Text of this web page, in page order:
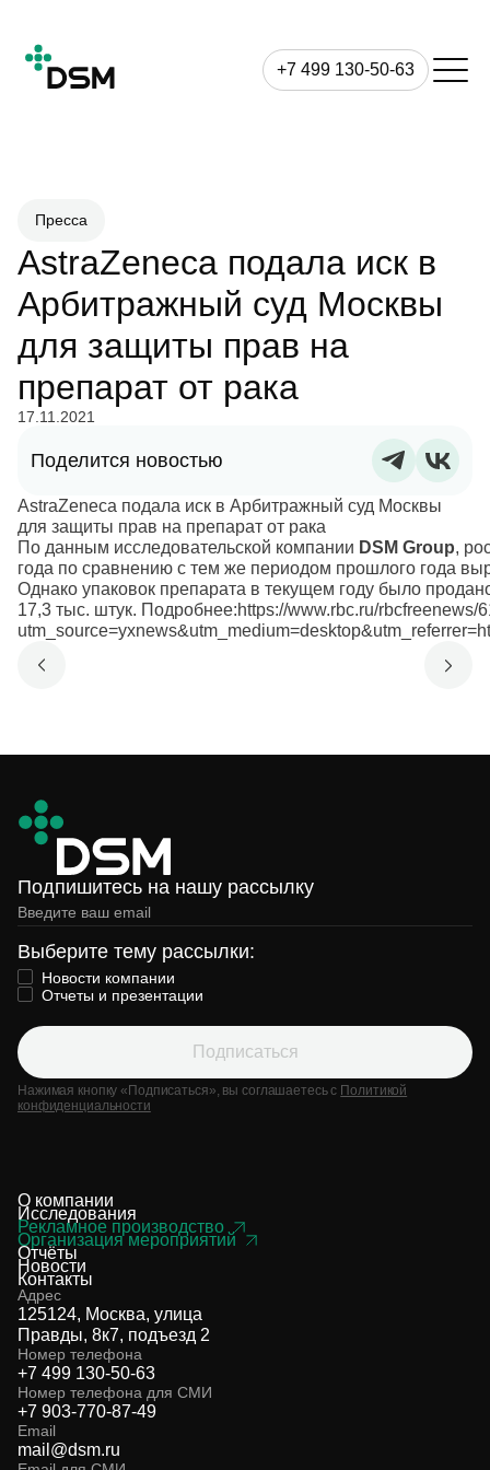
+7 499 130-50-63
Пресса
AstraZeneca подала иск в
Арбитражный суд Москвы
для защиты прав на
препарат от рака
17.11.2021
Поделится новостью
AstraZeneca подала иск в Арбитражный суд Москвы
для защиты прав на препарат от рака
По данным исследовательской компании DSM Group,
года по сравнению с тем же периодом прошлого года
Однако упаковок препарата в текущем году было
17,3 тыс. штук. Подробнее:https://www.rbc.ru/
Подпишитесь на нашу рассылку
Выберите тему рассылки:
Новости компании
Отчеты и презентации
Подписаться
Нажимая кнопку «Подписаться», вы соглашаетесь с Политикой
конфиденциальности
О компании
Исследования
Рекламное производство
Организация мероприятий
Отчёты
Новости
Контакты
Адрес
125124, Москва, улица
Правды, 8к7, подъезд 2
Номер телефона
+7 499 130-50-63
Номер телефона для СМИ
+7 903-770-87-49
Email
mail@dsm.ru